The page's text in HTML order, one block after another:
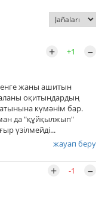
+ +1 –
жаны ашитын
оқитындардың
күмәнім бар.
да "құйқылжып"
үзілмейді...
жауап беру
+ -1 –